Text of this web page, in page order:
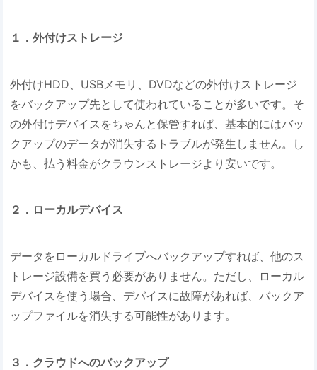
１．外付けストレージ
外付けHDD、USBメモリ、DVDなどの外付けストレージ
をバックアップ先として使われていることが多いです。そ
の外付けデバイスをちゃんと保管すれば、基本的にはバッ
クアップのデータが消失するトラブルが発生しません。し
かも、払う料金がクラウンストレージより安いです。
２．ローカルデバイス
データをローカルドライブへバックアップすれば、他のス
トレージ設備を買う必要がありません。ただし、ローカル
デバイスを使う場合、デバイスに故障があれば、バックア
ップファイルを消失する可能性があります。
３．クラウドへのバックアップ